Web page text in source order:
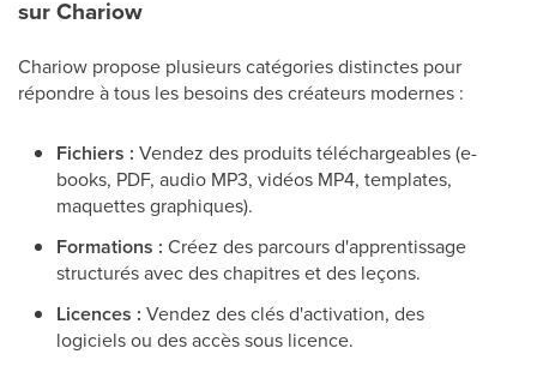
sur Chariow
Chariow propose plusieurs catégories distinctes pour
répondre à tous les besoins des créateurs modernes :
Fichiers : Vendez des produits téléchargeables (e-
books, PDF, audio MP3, vidéos MP4, templates,
maquettes graphiques).
Formations : Créez des parcours d'apprentissage
structurés avec des chapitres et des leçons.
Licences : Vendez des clés d'activation, des
logiciels ou des accès sous licence.